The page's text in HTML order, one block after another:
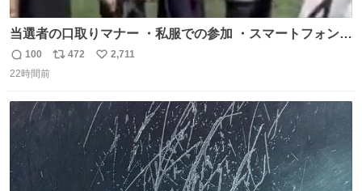
当選者の口取りマナー ・私服での参加 ・スマートフォンで
の撮影 ・調教師へ自分から握手を求める行為 ・シャツをズ
ボンにインしていない服装 ・ボディーバッグの着用 私も口
ほしい #DMMバヌーシ
返
信
100
リ
ト
数
472
い
数
2,711
22時間前